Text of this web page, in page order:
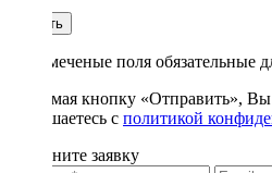
Купить
* - отмеченые поля обязательные
Нажимая кнопку «Отправить», Вы
соглашаетесь с политикой
Заполните заявку